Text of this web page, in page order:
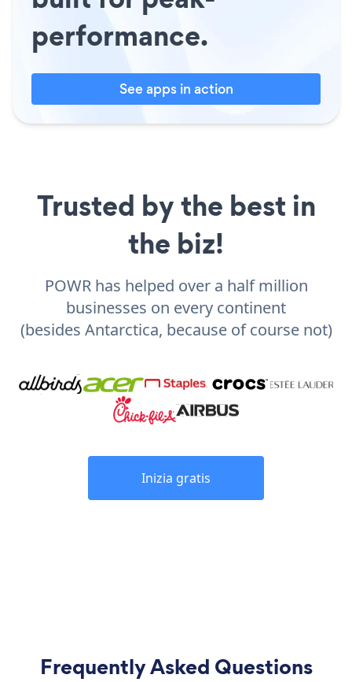
performance.
See apps in action
Trusted by the best in
the biz!
POWR has helped over a half million
businesses on every continent
(besides Antarctica, because of course not)
Inizia gratis
Frequently Asked Questions